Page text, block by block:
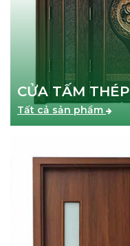
CỬA TẤM THÉP
Tất cả sản phẩm